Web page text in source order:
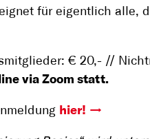
für eigentlich alle,
€ 20,- //
via Zoom statt.
hier!